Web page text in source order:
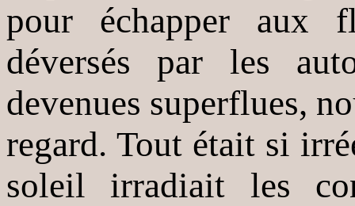
pour échapper aux
déversés par les
devenues superflues,
regard. Tout était si
soleil irradiait les